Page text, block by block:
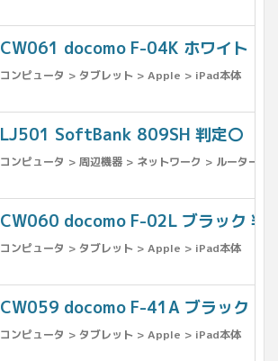
CW061 docomo F-04K ホワイト
コンピュータ > タブレット > Apple > iPad本体
LJ501 SoftBank 809SH 判定〇
コンピュータ > 周辺機器 > ネットワーク > ルーター
CW060 docomo F-02L ブラック 判
コンピュータ > タブレット > Apple > iPad本体
CW059 docomo F-41A ブラック
コンピュータ > タブレット > Apple > iPad本体